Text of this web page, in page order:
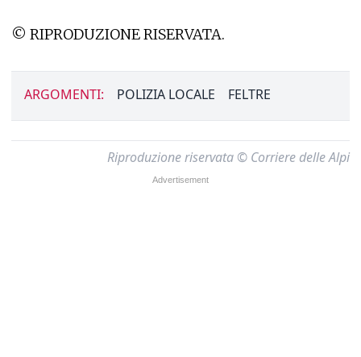
© RIPRODUZIONE RISERVATA.
ARGOMENTI: POLIZIA LOCALE FELTRE
Riproduzione riservata © Corriere delle Alpi